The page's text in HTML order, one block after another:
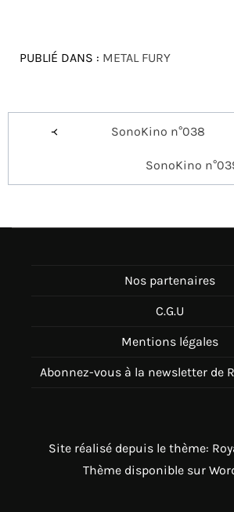
PUBLIÉ DANS : METAL FURY
NavigationSonoKino n°038
SonoKino
Nos partenaires
C.G.U
Mentions légales
Abonnez-vous à la newsletter de
Site réalisé depuis le thème:
Thème disponible sur